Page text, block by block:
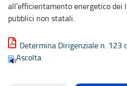
all’efficientamento energetico
pubblici non statali.
Determina Dirigenziale n.
Ascolta